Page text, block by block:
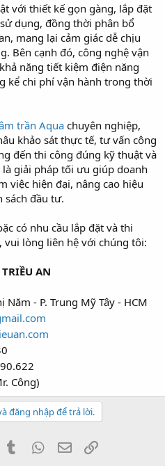
với thiết kế gọn gàng, lắp đặt
dụng, đồng thời phân bổ
mang lại cảm giác dễ chịu
Bên cạnh đó, công nghệ vận
năng tiết kiệm điện năng
kể chi phí vận hành trong thời
trần Aqua chuyên nghiệp,
khảo sát thực tế, tư vấn công
đến thi công đúng kỹ thuật và
giải pháp tối ưu giúp doanh
việc hiện đại, nâng cao hiệu
sách đầu tư.
có nhu cầu lắp đặt và thi
vui lòng liên hệ với chúng tôi:
AN
- P. Trung Mỹ Tây - HCM
Công)
đăng nhập để trả lời.
PinterestTumblr WhatsApp
Email